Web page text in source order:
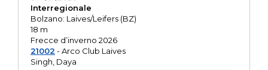
Interregionale
Bolzano: Laives/Leifers (BZ)
18 m
Frecce d’inverno 2026
21002 - Arco Club Laives
Singh, Daya